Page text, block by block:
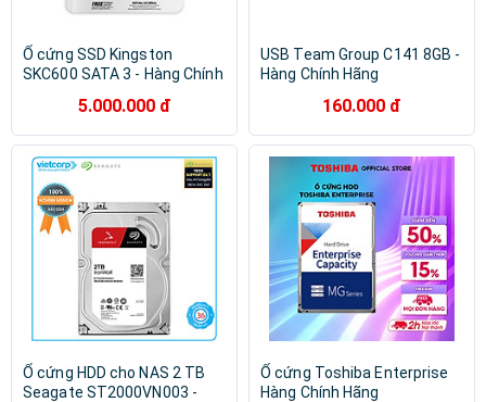
Ổ cứng SSD Kingston
SKC600 SATA 3 - Hàng Chính
5.000.000 đ
USB Team Group C141 8GB -
Hàng Chính Hãng
160.000 đ
Ổ cứng HDD cho NAS 2 TB
Seagate ST2000VN003 -
Ổ cứng Toshiba Enterprise
Hàng Chính Hãng